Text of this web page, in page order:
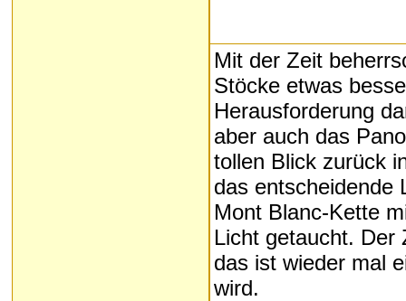
Mit der Zeit
Stöcke etwas
Herausforderung
aber auch das
tollen Blick zurück
das entscheidende
Mont Blanc-Kette
Licht getaucht. Der
das ist wieder mal
wird.